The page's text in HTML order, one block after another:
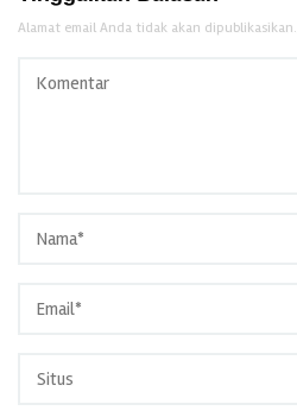
Alamat email Anda tidak akan dipublikasikan.